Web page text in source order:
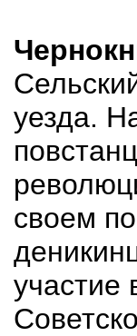
уезда.
своем
участие